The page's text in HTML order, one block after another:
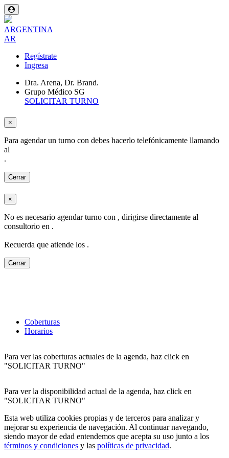
ARGENTINA
AR
Regístrate
Ingresa
Dra. Arena, Dr. Brand.
Grupo Médico SG
SOLICITAR TURNO
×
Para agendar un turno con debes hacerlo telefónicamente llamando
al
.
Cerrar
×
No es necesario agendar turno con , dirigirse directamente al
consultorio en .
Recuerda que atiende los .
Cerrar
Coberturas
Horarios
Para ver las coberturas actuales de la agenda, haz click en
"SOLICITAR TURNO"
Para ver la disponibilidad actual de la agenda, haz click en
"SOLICITAR TURNO"
Esta web utiliza cookies propias y de terceros para analizar y
mejorar su experiencia de navegación. Al continuar navegando,
siendo mayor de edad entendemos que acepta su uso junto a los
términos y condiciones y las políticas de privacidad.